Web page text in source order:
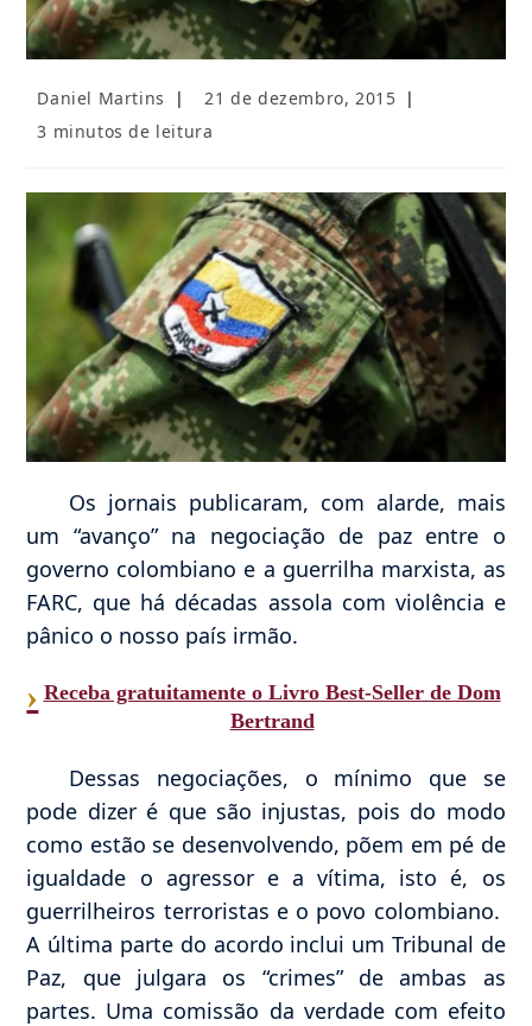
Autor
post:
Daniel Martins
Post
21 de dezembro, 2015
Tempo
3 minutos de leitura
Os jornais publicaram, com alarde, mais
um “avanço” na negociação de paz entre o
governo colombiano e a guerrilha marxista, as
FARC, que há décadas assola com violência e
pânico o nosso país irmão.
› Receba gratuitamente o Livro Best-Seller de Dom
Bertrand
Dessas negociações, o mínimo que se
pode dizer é que são injustas, pois do modo
como estão se desenvolvendo, põem em pé de
igualdade o agressor e a vítima, isto é, os
guerrilheiros terroristas e o povo colombiano.
A última parte do acordo inclui um Tribunal de
Paz, que julgara os “crimes” de ambas as
partes. Uma comissão da verdade com efeito